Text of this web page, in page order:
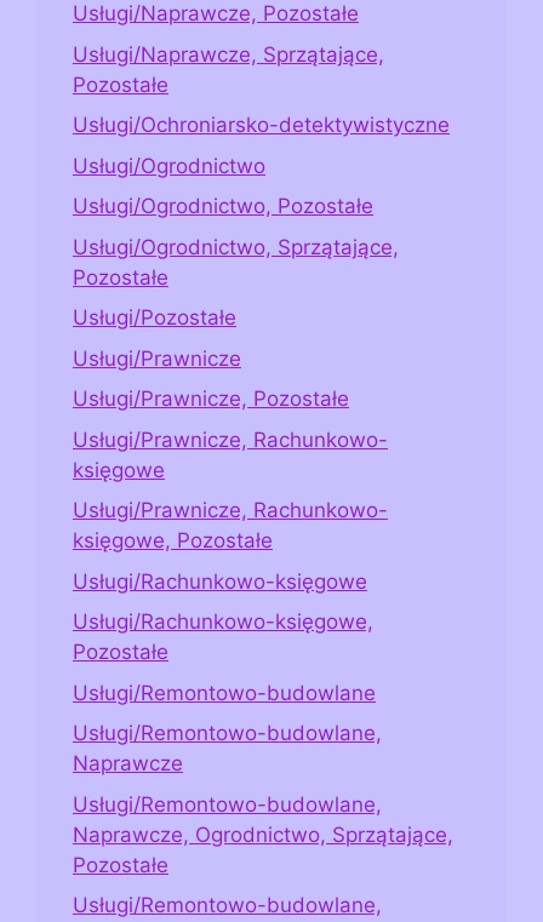
Usługi/Naprawcze, Pozostałe
Usługi/Naprawcze, Sprzątające,
Pozostałe
Usługi/Ochroniarsko-detektywistyczne
Usługi/Ogrodnictwo
Usługi/Ogrodnictwo, Pozostałe
Usługi/Ogrodnictwo, Sprzątające,
Pozostałe
Usługi/Pozostałe
Usługi/Prawnicze
Usługi/Prawnicze, Pozostałe
Usługi/Prawnicze, Rachunkowo-
księgowe
Usługi/Prawnicze, Rachunkowo-
księgowe, Pozostałe
Usługi/Rachunkowo-księgowe
Usługi/Rachunkowo-księgowe,
Pozostałe
Usługi/Remontowo-budowlane
Usługi/Remontowo-budowlane,
Naprawcze
Usługi/Remontowo-budowlane,
Naprawcze, Ogrodnictwo, Sprzątające,
Pozostałe
Usługi/Remontowo-budowlane,